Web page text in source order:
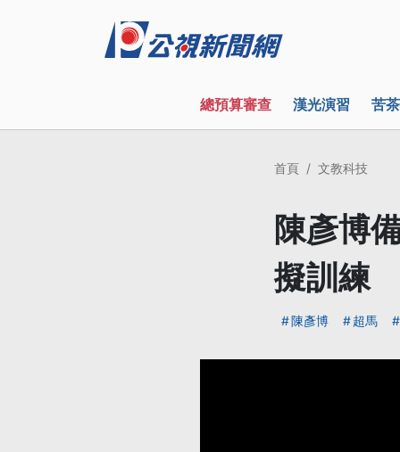
總預算審查 漢光演習 苦
首頁 文教科技
陳彥博
擬訓練
陳彥博 超馬